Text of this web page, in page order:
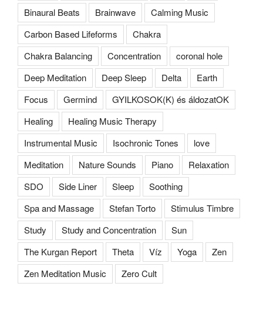
Binaural Beats
Brainwave
Calming Music
Carbon Based Lifeforms
Chakra
Chakra Balancing
Concentration
coronal hole
Deep Meditation
Deep Sleep Delta
Earth
Focus
Germind
GYILKOSOK(K) és áldozatOK
Healing
Healing Music Therapy
Instrumental Music
Isochronic Tones
love
Meditation
Nature Sounds Piano
Relaxation
SDO
Side Liner Sleep
Soothing
Spa and Massage
Stefan Torto
Stimulus Timbre
Study
Study and Concentration
Sun
The Kurgan Report
Theta Víz Yoga
Zen
Zen Meditation Music
Zero Cult